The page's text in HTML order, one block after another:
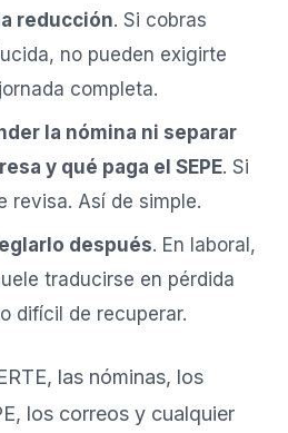
reducción. Si cobras
no pueden exigirte
completa.
la nómina ni separar
y qué paga el SEPE. Si
revisa. Así de simple.
después. En laboral,
traducirse en pérdida
difícil de recuperar.
las nóminas, los
los correos y cualquier